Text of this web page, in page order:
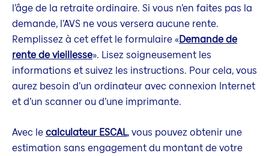
l’âge de la retraite ordinaire. Si vous n’en faites pas la
demande, l’AVS ne vous versera aucune rente.
Remplissez à cet effet le formulaire «Demande de
rente de vieillesse». Lisez soigneusement les
informations et suivez les instructions. Pour cela, vous
aurez besoin d’un ordinateur avec connexion Internet
et d’un scanner ou d’une imprimante.
Avec lecalculateur ESCAL, vous pouvez obtenir une
estimation sans engagement du montant de votre